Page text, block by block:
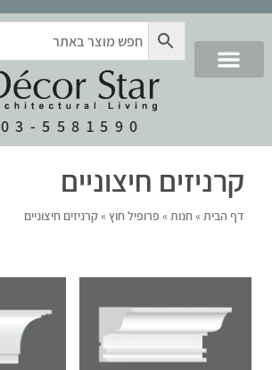
03-5581590
קרניזים חיצוניים
דף הבית»חנות» פרופיל חוץ»קרניזים חיצוניים